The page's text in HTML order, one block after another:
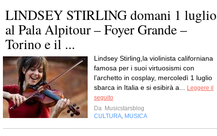
LINDSEY STIRLING domani 1 luglio
al Pala Alpitour – Foyer Grande –
Torino e il ...
Lindsey Stirling,la violinista californiana
famosa per i suoi virtuosismi con
l’archetto in cosplay, mercoledì 1 luglio
sbarca in Italia e si esibirà a...
Leggere il
seguito
Da Musicstarsblog
CULTURA MUSICA